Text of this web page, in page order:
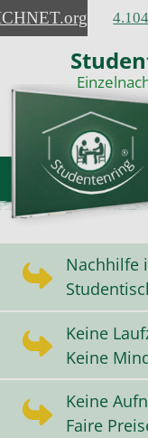
.org
Nachhilfe
Keine
Keine
Keine
Faire